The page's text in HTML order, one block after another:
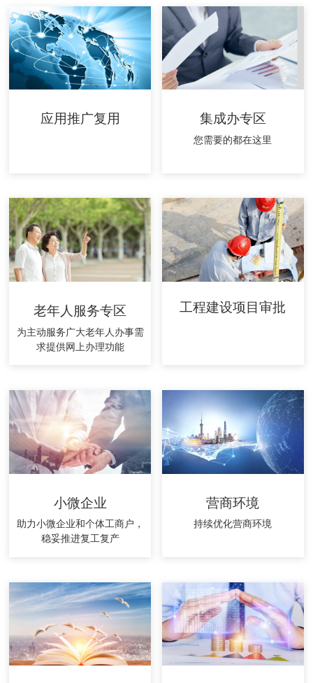
应用推广复用 集成办专区
您需要的都在这里
老年人服务专区
为主动服务广大老年人办事需
求提供网上办理功能
工程建设项目审批
小微企业
助力小微企业和个体工商户，
稳妥推进复工复产
营商环境
持续优化营商环境